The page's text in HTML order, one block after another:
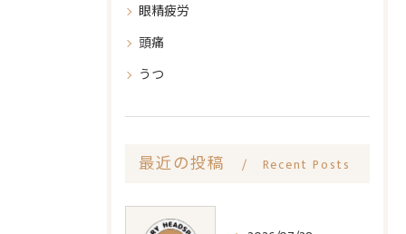
眼精疲労
頭痛
うつ
最近の投稿 Recent Posts